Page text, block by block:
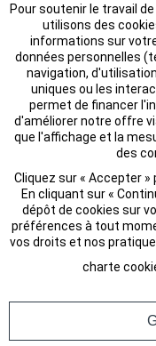
Pour soutenir le travail
utilisons des
informations sur
données personnelles
navigation,
uniques ou les
permet de financer
d'améliorer notre offre
que l'affichage et la
des
Cliquez sur « Accepter
En cliquant sur «
dépôt de cookies sur
préférences à tout
vos droits et nos
charte